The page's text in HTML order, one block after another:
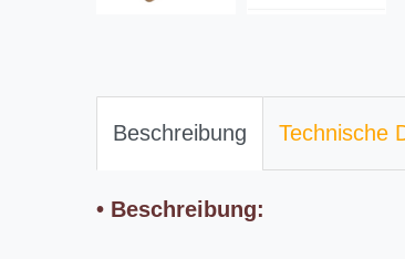
Beschreibung Technische
• Beschreibung: